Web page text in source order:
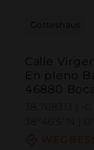
Gotteshaus
Calle
En pleno
46880